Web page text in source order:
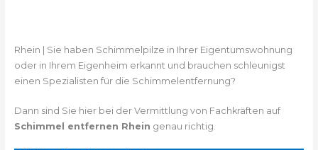
Rhein | Sie haben Schimmelpilze in Ihrer Eigentumswohnung
oder in Ihrem Eigenheim erkannt und brauchen schleunigst
einen Spezialisten für die Schimmelentfernung?
Dann sind Sie hier bei der Vermittlung von Fachkräften auf
Schimmel entfernen Rhein genau richtig.